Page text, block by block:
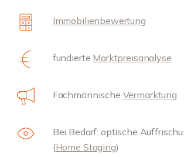
Immobilienbewertung
fundierte Marktpreisanalyse
Fachmännische Vermarktung
Bei Bedarf: optische
(Home Staging)